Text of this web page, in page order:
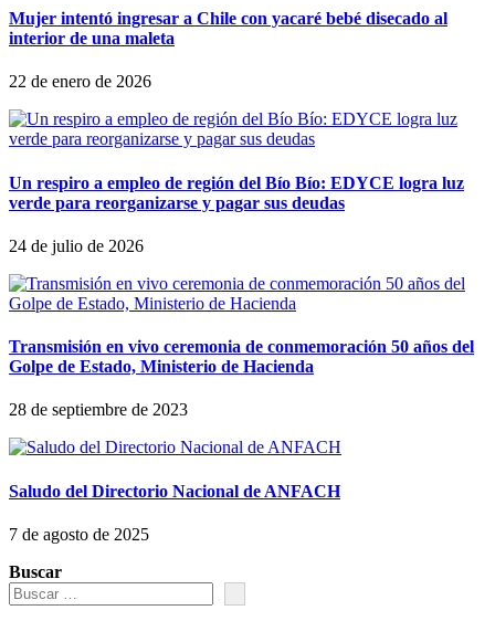
Mujer intentó ingresar a Chile con yacaré bebé disecado al
interior de una maleta
22 de enero de 2026
Un respiro a empleo de región del Bío Bío: EDYCE logra luz
verde para reorganizarse y pagar sus deudas
24 de julio de 2026
Transmisión en vivo ceremonia de conmemoración 50 años del
Golpe de Estado, Ministerio de Hacienda
28 de septiembre de 2023
Saludo del Directorio Nacional de ANFACH
7 de agosto de 2025
Buscar